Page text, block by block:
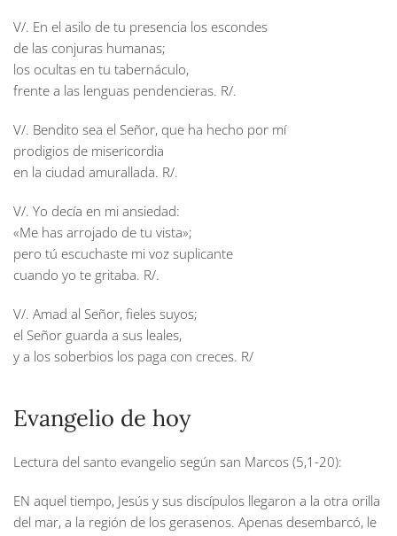
V/. En el asilo de tu presencia los escondes
de las conjuras humanas;
los ocultas en tu tabernáculo,
frente a las lenguas pendencieras. R/.
V/. Bendito sea el Señor, que ha hecho por mí
prodigios de misericordia
en la ciudad amurallada. R/.
V/. Yo decía en mi ansiedad:
«Me has arrojado de tu vista»;
pero tú escuchaste mi voz suplicante
cuando yo te gritaba. R/.
V/. Amad al Señor, fieles suyos;
el Señor guarda a sus leales,
y a los soberbios los paga con creces. R/
Evangelio de hoy
Lectura del santo evangelio según san Marcos (5,1-20):
EN aquel tiempo, Jesús y sus discípulos llegaron a la otra orilla
del mar, a la región de los gerasenos. Apenas desembarcó, le